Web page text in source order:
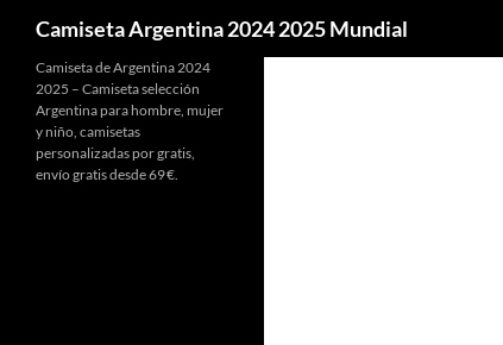
Camiseta Argentina 2024 2025 Mundial
Camiseta de Argentina 2024
2025 – Camiseta selección
Argentina para hombre, mujer
y niño, camisetas
personalizadas por gratis,
envío gratis desde 69 €.